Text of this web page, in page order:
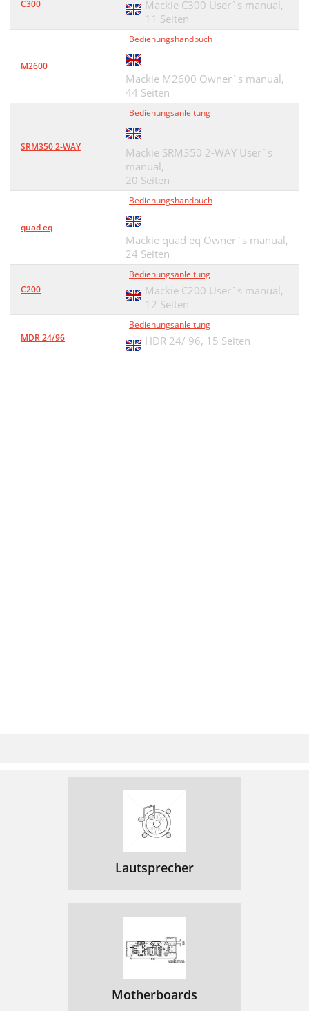
C300
Mackie C300 User`s manual,
11 Seiten
M2600
Bedienungshandbuch
Mackie M2600 Owner`s manual,
44 Seiten
SRM350 2-WAY
Bedienungsanleitung
Mackie SRM350 2-WAY User`s
manual,
20 Seiten
quad eq
Bedienungshandbuch
Mackie quad eq Owner`s manual,
24 Seiten
C200
Bedienungsanleitung
Mackie C200 User`s manual,
12 Seiten
MDR 24/96
Bedienungsanleitung
HDR 24/ 96, 15 Seiten
Lautsprecher
Motherboards